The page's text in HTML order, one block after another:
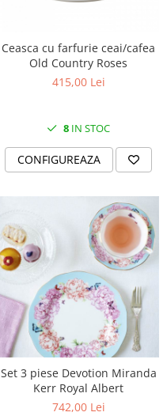
Ceasca cu farfurie ceai/cafea
Old Country Roses
415,00 Lei
8 IN STOC
CONFIGUREAZA
Set 3 piese Devotion Miranda
Kerr Royal Albert
742,00 Lei